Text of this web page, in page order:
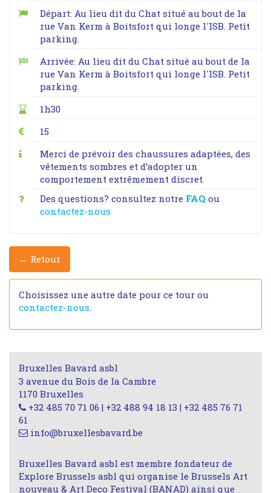
Départ: Au lieu dit du Chat situé au bout de la
rue Van Kerm à Boitsfort qui longe l'ISB. Petit
parking.
Arrivée: Au lieu dit du Chat situé au bout de la
rue Van Kerm à Boitsfort qui longe l'ISB. Petit
parking.
1h30
15
Merci de prévoir des chaussures adaptées, des
vêtements sombres et d’adopter un
comportement extrêmement discret.
Des questions? consultez notre FAQ ou
contactez-nous
← Retour
Choisissez une autre date pour ce tour ou
contactez-nous
Bruxelles Bavard asbl
3 avenue du Bois de la Cambre
1170 Bruxelles
+32 485 70 71 06 | +32 488 94 18 13 | +32 485 76 71
61
info@bruxellesbavard.be
Bruxelles Bavard asbl est membre fondateur de
Explore Brussels asbl qui organise le Brussels Art
nouveau & Art Deco Festival (BANAD) ainsi que